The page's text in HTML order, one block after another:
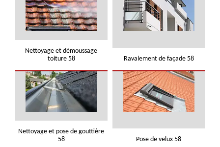
Nettoyage et démoussage
toiture 58
Ravalement de façade 58
Nettoyage et pose de gouttière
58
Pose de velux 58